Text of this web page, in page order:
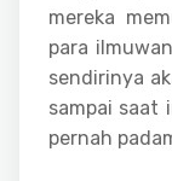
mereka
para
sendirinya
sampai saat
pernah